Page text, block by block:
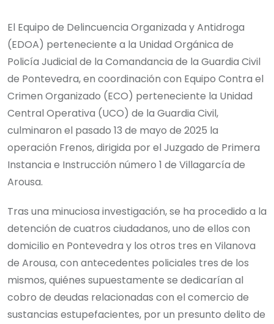
Email
El Equipo de Delincuencia Organizada y Antidroga
(EDOA) perteneciente a la Unidad Orgánica de
Policía Judicial de la Comandancia de la Guardia Civil
de Pontevedra, en coordinación con Equipo Contra el
Crimen Organizado (ECO) perteneciente la Unidad
Central Operativa (UCO) de la Guardia Civil,
culminaron el pasado 13 de mayo de 2025 la
operación Frenos, dirigida por el Juzgado de Primera
Instancia e Instrucción número 1 de Villagarcía de
Arousa.
Tras una minuciosa investigación, se ha procedido a la
detención de cuatros ciudadanos, uno de ellos con
domicilio en Pontevedra y los otros tres en Vilanova
de Arousa, con antecedentes policiales tres de los
mismos, quiénes supuestamente se dedicarían al
cobro de deudas relacionadas con el comercio de
sustancias estupefacientes, por un presunto delito de